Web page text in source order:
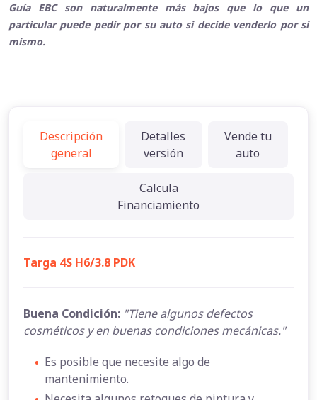
Guía EBC son naturalmente más bajos que lo que un
particular puede pedir por su auto si decide venderlo por si
mismo.
Descripción
general
Detalles
versión
Vende tu
auto
Calcula
Financiamiento
Targa 4S H6/3.8 PDK
Buena Condición: "Tiene algunos defectos
cosméticos y en buenas condiciones mecánicas."
• Es posible que necesite algo de
mantenimiento.